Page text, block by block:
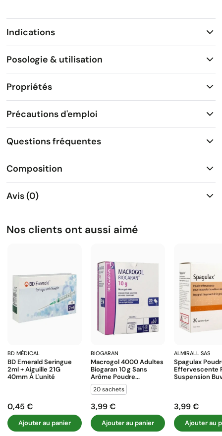
Indications
Posologie & utilisation
Propriétés
Précautions d'emploi
Questions fréquentes
Composition
Avis (0)
Nos clients ont aussi aimé
BD MÉDICAL
BD Emerald Seringue
2ml + Aiguille 21G
40mm À L'unité
Prix
0,45 €
Ajouter au panier
BIOGARAN
Macrogol 4000 Adultes
Biogaran 10 G Sans
Arôme Poudre...
20 sachets
Prix
3,99 €
Ajouter au panier
ALMIRALL SAS
Spagulax
Effervescente
Suspension
Prix
3,99 €
Ajouter au